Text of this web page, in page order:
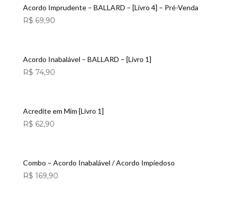
Acordo Imprudente – BALLARD – [Livro 4] – Pré-Venda
R$ 69,90
Acordo Inabalável – BALLARD – [Livro 1]
R$ 74,90
Acredite em Mim [Livro 1]
R$ 62,90
Combo – Acordo Inabalável / Acordo Impiedoso
R$ 169,90